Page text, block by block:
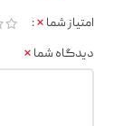
امتیاز شما *
دیدگاه شما *